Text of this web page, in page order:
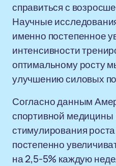
справиться с
Научные
именно постепенное
интенсивности
оптимальному росту
улучшению силовых
Согласно данным
спортивной медицины
стимулирования
постепенно
на 2,5-5% каждую